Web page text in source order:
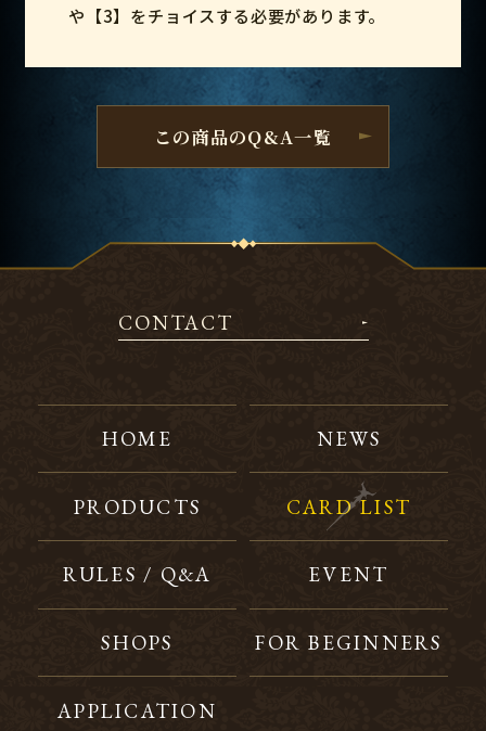
や【3】をチョイスする必要があります。
この商品のQ&A一覧
CONTACT
HOME NEWS
PRODUCTS CARD LIST
RULES / Q&A EVENT
SHOPS FOR BEGINNERS
APPLICATION